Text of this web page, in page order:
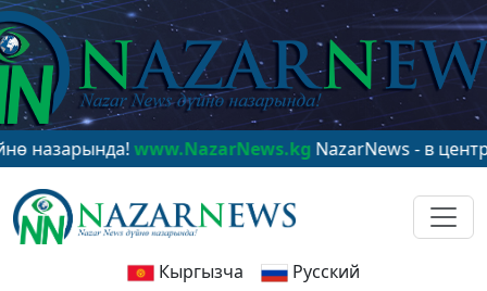
www.NazarNews.kgNazarNews - в центре
Кыргызча Русский